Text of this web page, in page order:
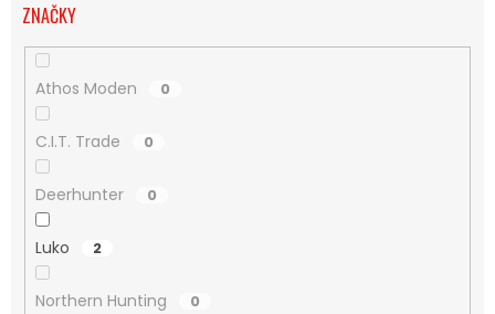
ZNAČKY
Athos Moden 0
C.I.T. Trade 0
Deerhunter 0
Luko 2
Northern Hunting 0